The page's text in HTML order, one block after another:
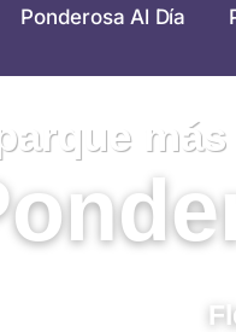
Ponderosa Al Día